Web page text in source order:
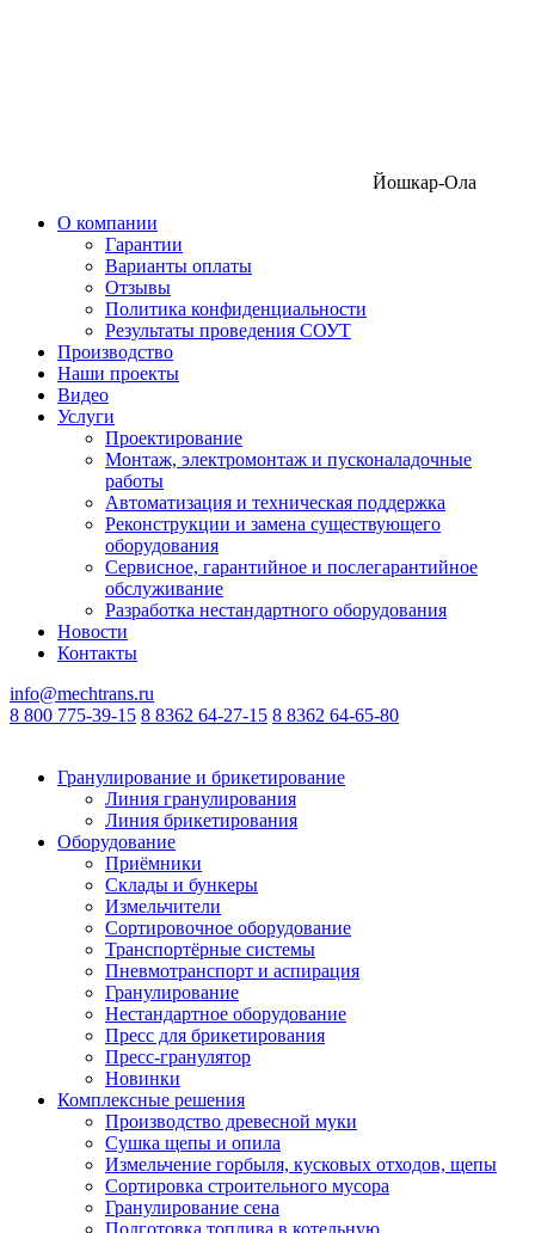
Йошкар-Ола
О компании
Гарантии
Варианты оплаты
Отзывы
Политика конфиденциальности
Результаты проведения СОУТ
Производство
Наши проекты
Видео
Услуги
Проектирование
Монтаж, электромонтаж и пусконаладочные
работы
Автоматизация и техническая поддержка
Реконструкции и замена существующего
оборудования
Сервисное, гарантийное и послегарантийное
обслуживание
Разработка нестандартного оборудования
Новости
Контакты
info@mechtrans.ru
8 800 775-39-15 8 8362 64-27-15 8 8362 64-65-80
Гранулирование и брикетирование
Линия гранулирования
Линия брикетирования
Оборудование
Приёмники
Склады и бункеры
Измельчители
Сортировочное оборудование
Транспортёрные системы
Пневмотранспорт и аспирация
Гранулирование
Нестандартное оборудование
Пресс для брикетирования
Пресс-гранулятор
Новинки
Комплексные решения
Производство древесной муки
Сушка щепы и опила
Измельчение горбыля, кусковых отходов, щепы
Сортировка строительного мусора
Гранулирование сена
Подготовка топлива в котельную